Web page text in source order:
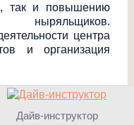
так и повышению
ныряльщиков.
центра
и организация
Дайв-инструктор